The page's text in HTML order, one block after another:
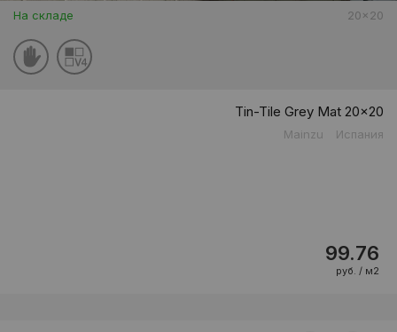
На складе 20x20
Tin-Tile Grey Mat 20x20
Mainzu Испания
99.76
руб. / м2